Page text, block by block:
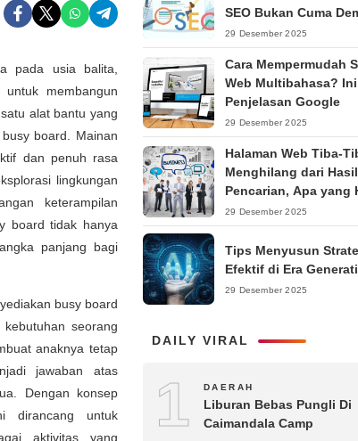
pada usia balita,
membangun
alat bantu yang
board. Mainan
dan penuh rasa
lingkungan
keterampilan
board tidak hanya
panjang bagi
busy board
seorang
anaknya tetap
jawaban atas
Dengan konsep
dirancang untuk
aktivitas yang
SEO Bukan Cuma
Ranking
29 Desember 2025
Cara Mempermudah
Web Multibahasa? Ini
Penjelasan Google
29 Desember 2025
Halaman Web Tiba-
Menghilang dari Hasil
Pencarian, Apa yang
Dilakukan?
29 Desember 2025
Tips Menyusun
Efektif di Era
29 Desember 2025
DAILY VIRAL
1 DAERAH
Liburan Bebas Pungli Di
Caimandala Camp